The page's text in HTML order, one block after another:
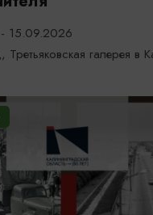
15.09.2026
Третьяковская галерея в